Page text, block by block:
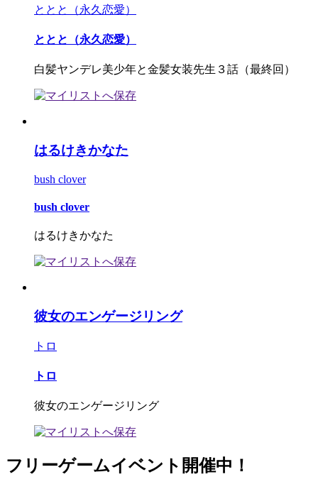
ととと（永久恋愛）
ととと（永久恋愛）
白髪ヤンデレ美少年と金髪女装先生３話（最終回）
はるけきかなた
bush clover
bush clover
はるけきかなた
彼女のエンゲージリング
トロ
トロ
彼女のエンゲージリング
フリーゲームイベント開催中！